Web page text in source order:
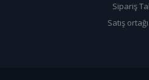
Sipariş
Satış